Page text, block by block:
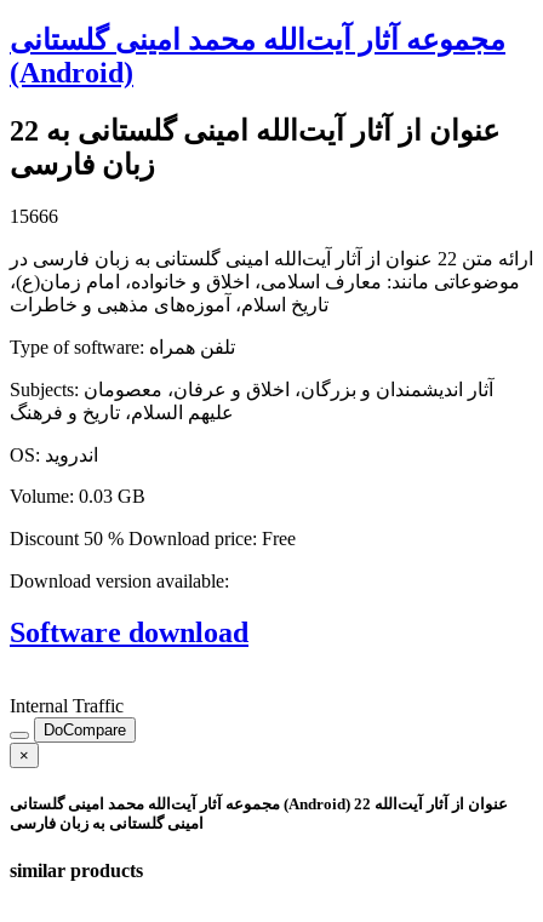
مجموعه آثار آیت‌الله محمد امینی گلستانی
(Android)
22 عنوان از آثار آیت‌الله امینی گلستانی به
زبان فارسی
15666
ارائه متن 22 عنوان از آثار آیت‌الله امینی گلستانی به زبان فارسی در
موضوعاتی مانند: معارف اسلامی، اخلاق و خانواده، امام زمان(ع)،
تاریخ اسلام، آموزه‌های مذهبی و خاطرات
Type of software: تلفن همراه
Subjects: آثار اندیشمندان و بزرگان، اخلاق و عرفان، معصومان
علیهم السلام، تاریخ و فرهنگ
OS: اندروید
Volume: 0.03 GB
Discount 50 % Download price: Free
Download version available:
Software download
Internal Traffic
DoCompare
×
مجموعه آثار آیت‌الله محمد امینی گلستانی (Android) 22 عنوان از آثار آیت‌الله
امینی گلستانی به زبان فارسی
similar products